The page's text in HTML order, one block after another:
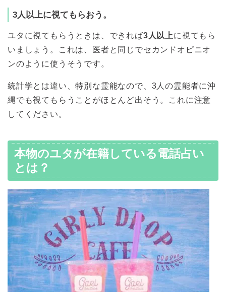
3人以上に視てもらおう。
ユタに視てもらうときは、できれば3人以上に視てもら
いましょう。これは、医者と同じでセカンドオピニオ
ンのように使うそうです。
統計学とは違い、特別な霊能なので、3人の霊能者に沖
縄でも視てもらうことがほとんど出そう。これに注意
してください。
本物のユタが在籍している電話占い
とは？